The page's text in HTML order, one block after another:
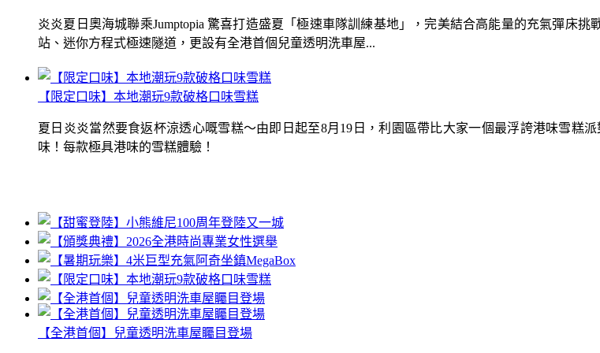
炎炎夏日奧海城聯乘Jumptopia 驚喜打造盛夏「極速車隊訓練基地」，完美結合高能量的充氣彈床
站、迷你方程式極速隧道，更設有全港首個兒童透明洗車屋...
【限定口味】本地潮玩9款破格口味雪糕
夏日炎炎當然要食返杯涼透心嘅雪糕～由即日起至8月19日，利園區帶比大家一個最浮誇港味雪糕
味！每款極具港味的雪糕體驗！
【全港首個】兒童透明洗車屋矚目登場